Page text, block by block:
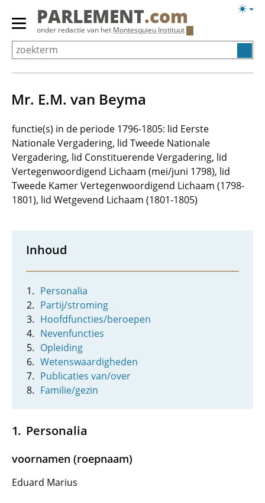
Overslaan
Primair
menu
tonen/verbergen
PARLEMENT.com
onder redactie van het Montesquieu Instituut
Mr. E.M. van Beyma
functie(s) in de periode 1796-1805: lid Eerste
Nationale Vergadering, lid Tweede Nationale
Vergadering, lid Constituerende Vergadering, lid
Vertegenwoordigend Lichaam (mei/juni 1798), lid
Tweede Kamer Vertegenwoordigend Lichaam (1798-
1801), lid Wetgevend Lichaam (1801-1805)
Inhoud
Personalia
Partij/stroming
Hoofdfuncties/beroepen
Nevenfuncties
Opleiding
Wetenswaardigheden
Publicaties van/over
Familie/gezin
Personalia
voornamen (roepnaam)
Eduard Marius